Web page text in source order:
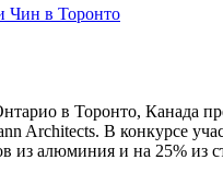
в Торонто, Канада
Architects. В конкурсе
из алюминия и на 25%